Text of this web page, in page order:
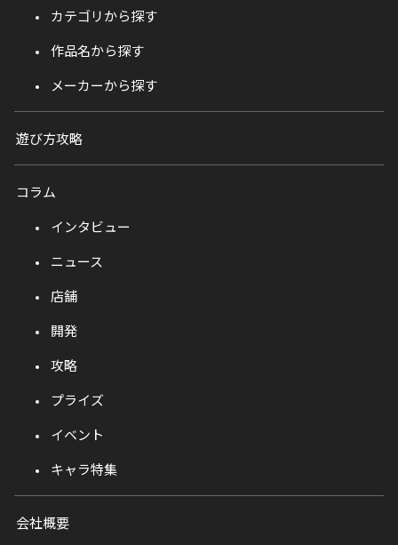
カテゴリから探す
作品名から探す
メーカーから探す
遊び方攻略
コラム
インタビュー
ニュース
店舗
開発
攻略
プライズ
イベント
キャラ特集
会社概要